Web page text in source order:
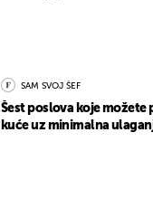
SAM SVOJ ŠEF
Šest poslova koje možete
kuće uz minimalna